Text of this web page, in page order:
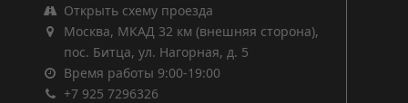
Открыть схему проезда
Москва, МКАД 32 км (внешняя сторона),
пос. Битца, ул. Нагорная, д. 5
Время работы 9:00-19:00
+7 925 7296326